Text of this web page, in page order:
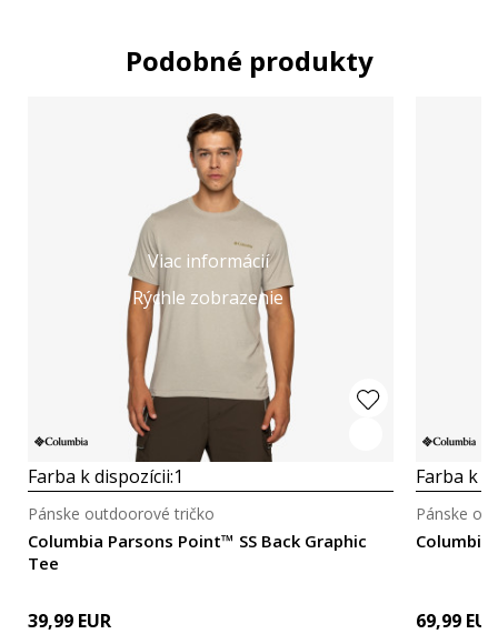
Podobné produkty
Viac informácií
Rýchle zobrazenie
Farba k dispozícii:1
Columbia Parsons Point™ SS Back Graphic
Tee
Pánske outdoorové tričko
39,99 EUR
Farba k
Columbia
Pánske
69,99 EUR